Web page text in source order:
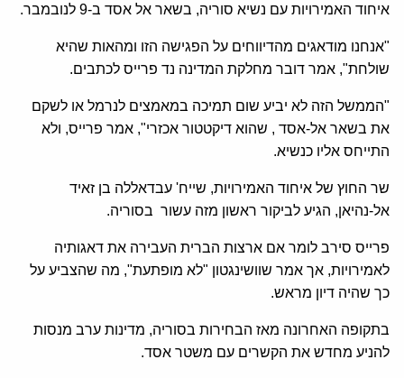
איחוד האמירויות עם נשיא סוריה, בשאר אל אסד ב-9 לנובמבר.
"אנחנו מודאגים מהדיווחים על הפגישה הזו ומהאות שהיא
שולחת", אמר דובר מחלקת המדינה נד פרייס לכתבים.
"הממשל הזה לא יביע שום תמיכה במאמצים לנרמל או לשקם
את בשאר אל-אסד , שהוא דיקטטור אכזרי", אמר פרייס, ולא
התייחס אליו כנשיא.
שר החוץ של איחוד האמירויות, שייח' עבדאללה בן זאיד
אל-נהיאן, הגיע לביקור ראשון מזה עשור בסוריה.
פרייס סירב לומר אם ארצות הברית העבירה את דאגותיה
לאמירויות, אך אמר שוושינגטון "לא מופתעת", מה שהצביע על
כך שהיה דיון מראש.
בתקופה האחרונה מאז הבחירות בסוריה, מדינות ערב מנסות
להניע מחדש את הקשרים עם משטר אסד.